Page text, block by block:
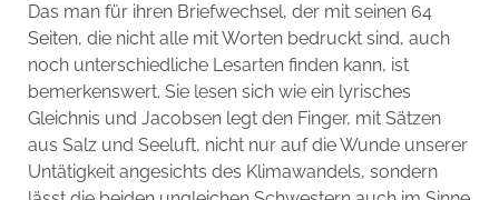
Das man für ihren Briefwechsel, der mit seinen 64
Seiten, die nicht alle mit Worten bedruckt sind, auch
noch unterschiedliche Lesarten finden kann, ist
bemerkenswert. Sie lesen sich wie ein lyrisches
Gleichnis und Jacobsen legt den Finger, mit Sätzen
aus Salz und Seeluft, nicht nur auf die Wunde unserer
Untätigkeit angesichts des Klimawandels, sondern